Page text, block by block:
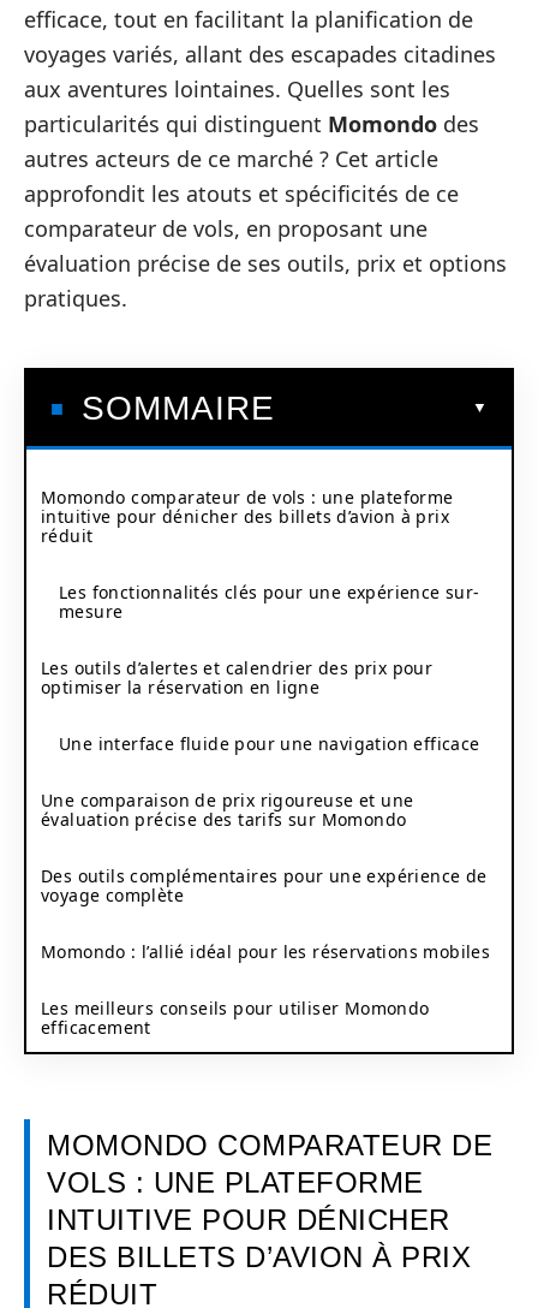
efficace, tout en facilitant la planification de
voyages variés, allant des escapades citadines
aux aventures lointaines. Quelles sont les
particularités qui distinguent Momondo des
autres acteurs de ce marché ? Cet article
approfondit les atouts et spécificités de ce
comparateur de vols, en proposant une
évaluation précise de ses outils, prix et options
pratiques.
SOMMAIRE
Momondo comparateur de vols : une plateforme
intuitive pour dénicher des billets d’avion à prix
réduit
Les fonctionnalités clés pour une expérience sur-
mesure
Les outils d’alertes et calendrier des prix pour
optimiser la réservation en ligne
Une interface fluide pour une navigation efficace
Une comparaison de prix rigoureuse et une
évaluation précise des tarifs sur Momondo
Des outils complémentaires pour une expérience de
voyage complète
Momondo : l’allié idéal pour les réservations mobiles
Les meilleurs conseils pour utiliser Momondo
efficacement
MOMONDO COMPARATEUR DE
VOLS : UNE PLATEFORME
INTUITIVE POUR DÉNICHER
DES BILLETS D’AVION À PRIX
RÉDUIT